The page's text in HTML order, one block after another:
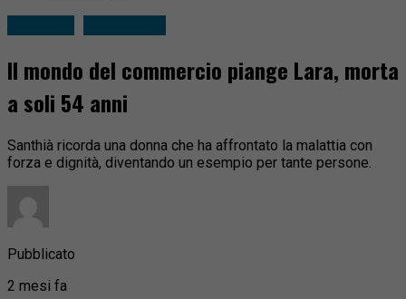
Il mondo del commercio piange Lara, morta
a soli 54 anni
Santhià ricorda una donna che ha affrontato la malattia con
forza e dignità, diventando un esempio per tante persone.
Pubblicato
2 mesi fa